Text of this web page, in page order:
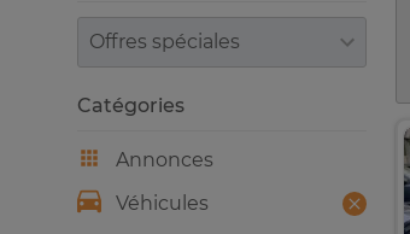
Trier par
Catégories
Annonces
Véhicules